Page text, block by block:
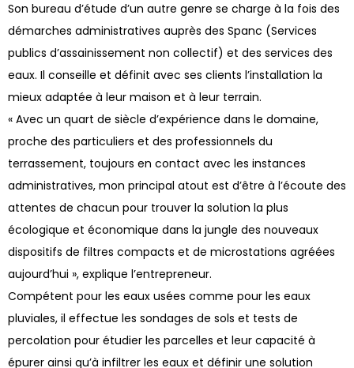
Son bureau d’étude d’un autre genre se charge à la fois des
démarches administratives auprès des Spanc (Services
publics d’assainissement non collectif) et des services des
eaux. Il conseille et définit avec ses clients l’installation la
mieux adaptée à leur maison et à leur terrain.
« Avec un quart de siècle d’expérience dans le domaine,
proche des particuliers et des professionnels du
terrassement, toujours en contact avec les instances
administratives, mon principal atout est d’être à l’écoute des
attentes de chacun pour trouver la solution la plus
écologique et économique dans la jungle des nouveaux
dispositifs de filtres compacts et de microstations agréées
aujourd’hui », explique l’entrepreneur.
Compétent pour les eaux usées comme pour les eaux
pluviales, il effectue les sondages de sols et tests de
percolation pour étudier les parcelles et leur capacité à
épurer ainsi qu’à infiltrer les eaux et définir une solution